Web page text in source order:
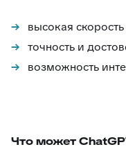
высокая
точность и
возможность
Что может